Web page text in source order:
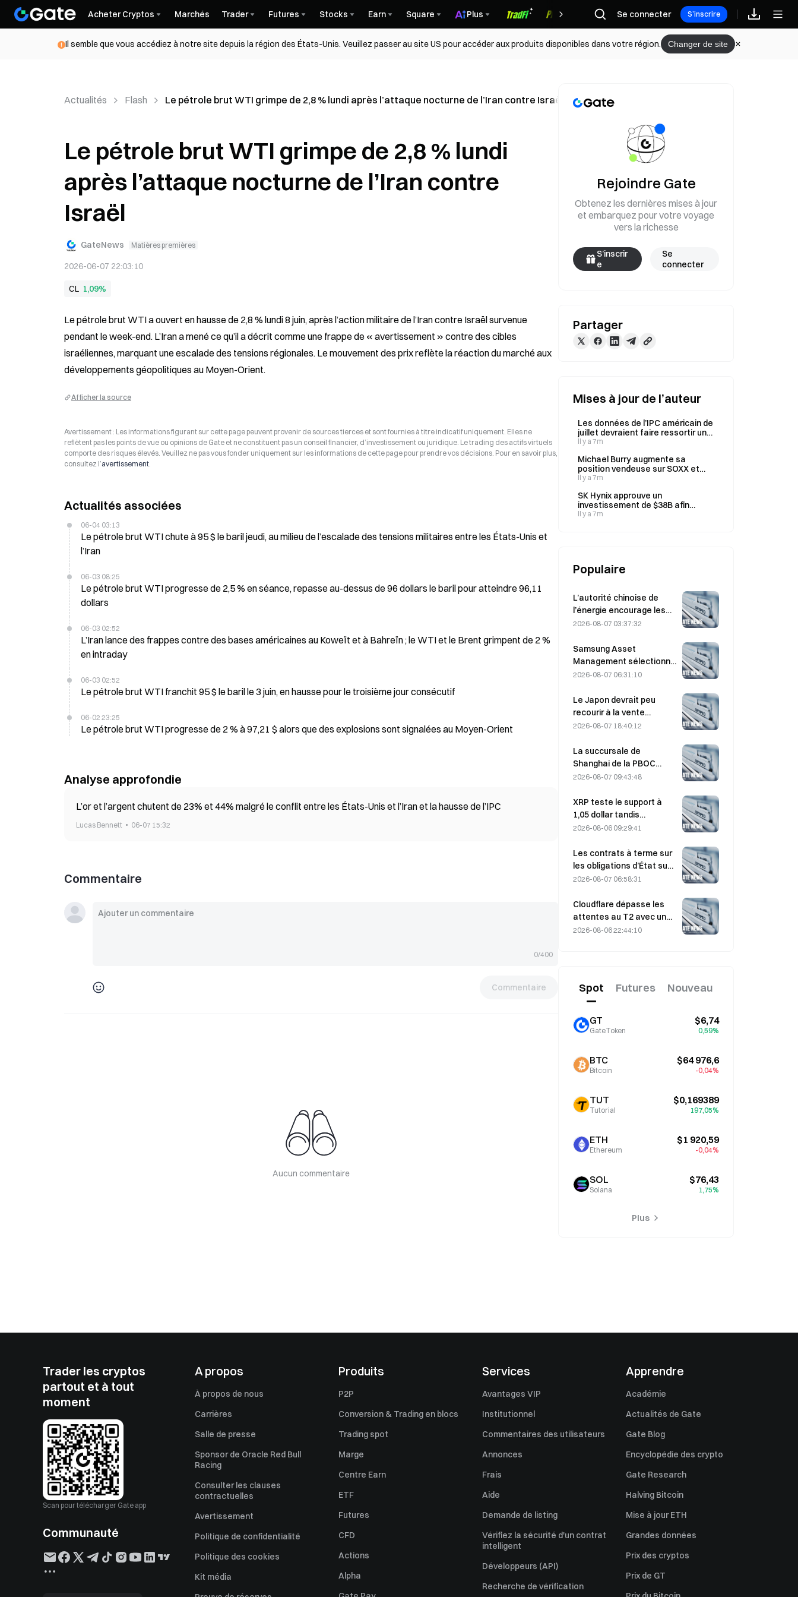
Acheter Cryptos Marchés Trader Futures Stocks Earn Square Plus Récompenses
Se connecter S’inscrire
Il semble que vous accédiez à notre site depuis la région des États-Unis. Veuillez passer au site US pour accéder aux produits disponibles dans votre région. Changer de site
Actualités Flash Le pétrole brut WTI grimpe de 2,8 % lundi après l’attaque nocturne de l’Iran contre Israël
Le pétrole brut WTI grimpe de 2,8 % lundi
après l’attaque nocturne de l’Iran contre
Israël
GateNews Matières premières
2026-06-07 22:03:10
CL 1,09%
Le pétrole brut WTI a ouvert en hausse de 2,8 % lundi 8 juin, après l’action militaire de l’Iran contre Israël survenue
pendant le week-end. L’Iran a mené ce qu’il a décrit comme une frappe de « avertissement » contre des cibles
israéliennes, marquant une escalade des tensions régionales. Le mouvement des prix reflète la réaction du marché aux
développements géopolitiques au Moyen-Orient.
Afficher la source
Avertissement : Les informations figurant sur cette page peuvent provenir de sources tierces et sont fournies à titre indicatif uniquement. Elles ne
reflètent pas les points de vue ou opinions de Gate et ne constituent pas un conseil financier, d’investissement ou juridique. Le trading des actifs virtuels
comporte des risques élevés. Veuillez ne pas vous fonder uniquement sur les informations de cette page pour prendre vos décisions. Pour en savoir plus,
consultez l’avertissement.
Actualités associées
06-04 03:13
Le pétrole brut WTI chute à 95 $ le baril jeudi, au milieu de l’escalade des tensions militaires entre les États-Unis et
l’Iran
06-03 08:25
Le pétrole brut WTI progresse de 2,5 % en séance, repasse au-dessus de 96 dollars le baril pour atteindre 96,11
dollars
06-03 02:52
L’Iran lance des frappes contre des bases américaines au Koweït et à Bahreïn ; le WTI et le Brent grimpent de 2 %
en intraday
06-03 02:52
Le pétrole brut WTI franchit 95 $ le baril le 3 juin, en hausse pour le troisième jour consécutif
06-02 23:25
Le pétrole brut WTI progresse de 2 % à 97,21 $ alors que des explosions sont signalées au Moyen-Orient
Analyse approfondie
L’or et l’argent chutent de 23% et 44% malgré le conflit entre les États-Unis et l’Iran et la hausse de l’IPC
Lucas Bennett 06-07 15:32
Commentaire
0/400
Commentaire
Aucun commentaire
Rejoindre Gate
Obtenez les dernières mises à jour
et embarquez pour votre voyage
vers la richesse
S’inscrir
e
Se
connecter
Partager
Mises à jour de l’auteur
Les données de l’IPC américain de
juillet devraient faire ressortir une
inflation sous-jacente de 0,2 % sur
Il y a 7m
Michael Burry augmente sa
position vendeuse sur SOXX et
renforce ses positions sur cinq
Il y a 7m
SK Hynix approuve un
investissement de $38B afin
d’accroître ses capacités de
Il y a 7m
Populaire
L’autorité chinoise de
l’énergie encourage les
avancées dans les semi-
puissance et les
équipements UHV
2026-08-07 03:37:32
Samsung Asset
Management sélectionne
3 partenaires de capital-
l’allocation d’un fonds de
90 milliards de KRW
2026-08-07 06:31:10
Le Japon devrait peu
recourir à la vente
d’obligations du Trésor
pour intervenir ; l’impact
sur les rendements à long
terme serait limité.
2026-08-07 18:40:12
La succursale de
Shanghai de la PBOC
réaffirme la répression
de sa conférence de
travail du 4 août
2026-08-07 09:43:48
XRP teste le support à
1,05 dollar tandis
qu’Ethereum se maintient
contexte de faible volume
2026-08-06 09:29:41
Les contrats à terme sur
les obligations d’État sud-
coréennes à 3 ans et à 10
avant l’adjudication
prévue la semaine
prochaine.
2026-08-07 06:58:31
Cloudflare dépasse les
attentes au T2 avec un
chiffre d’affaires de 696,1
2026-08-06 22:44:10
Spot Futures Nouveau
GT
GateToken
$6,74
0,59%
BTC
Bitcoin
$64 976,6
-0,04%
TUT
Tutorial
$0,169389
197,05%
ETH
Ethereum
$1 920,59
-0,04%
SOL
Solana
$76,43
1,75%
Plus
Trader les cryptos
partout et à tout
moment
Scan pour télécharger Gate app
Communauté
A propos
À propos de nous
Carrières
Salle de presse
Sponsor de Oracle Red Bull
Racing
Consulter les clauses
contractuelles
Avertissement
Politique de confidentialité
Politique des cookies
Kit média
Produits
P2P
Conversion & Trading en blocs
Trading spot
Marge
Centre Earn
ETF
Futures
CFD
Actions
Alpha
Services
Avantages VIP
Institutionnel
Commentaires des utilisateurs
Annonces
Frais
Aide
Demande de listing
Vérifiez la sécurité d'un contrat
intelligent
Développeurs (API)
Recherche de vérification
Apprendre
Académie
Actualités de Gate
Gate Blog
Encyclopédie des crypto
Gate Research
Halving Bitcoin
Mise à jour ETH
Grandes données
Prix des cryptos
Prix de GT